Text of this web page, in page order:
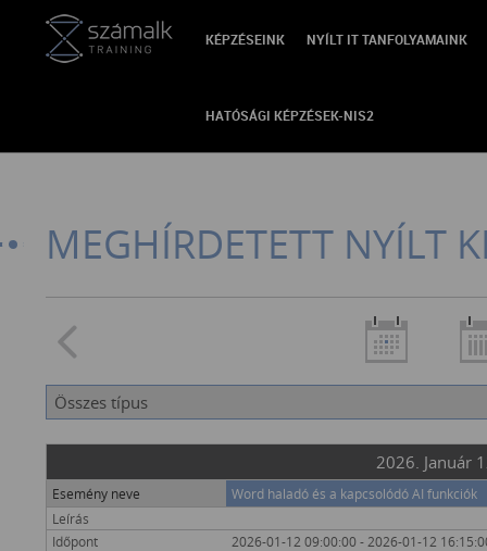
KÉPZÉSEINK NYÍLT IT TANFOLYAMAINK
HATÓSÁGI KÉPZÉSEK-NIS2
VISSZA
MEGHÍRDETETT NYÍLT
2026. Január
Esemény neve
Word haladó és a kapcsolódó AI funkciók
Leírás
Időpont
2026-01-12 09:00:00 - 2026-01-12